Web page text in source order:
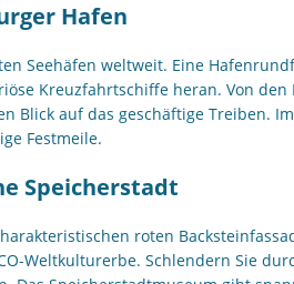
Hafen
Seehäfen weltweit. Eine
Kreuzfahrtschiffe heran. Von den
Blick auf das geschäftige Treiben.
Festmeile.
Speicherstadt
roten
Weltkulturerbe. Schlendern Sie